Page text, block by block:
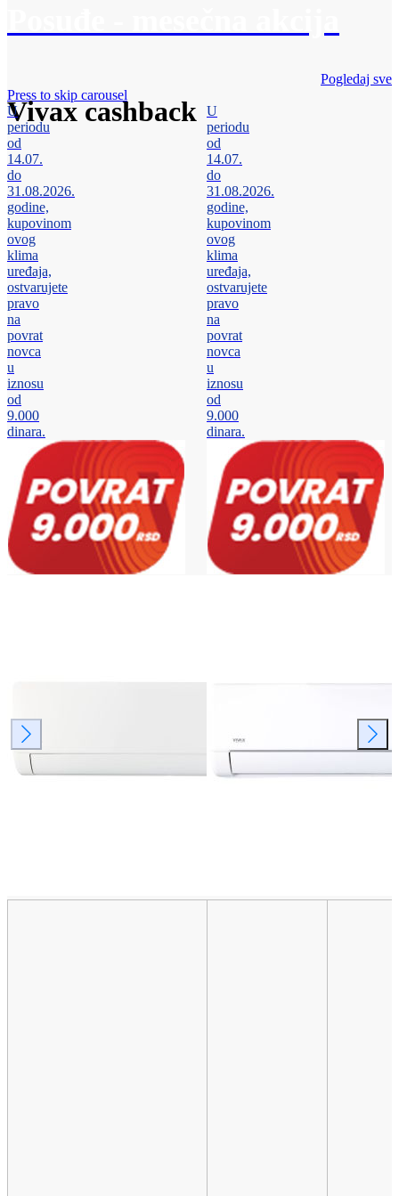
Vivax cashback
Pogledaj sve
Press to skip carousel
U
periodu
od
14.07.
do
31.08.2026.
godine,
kupovinom
ovog
klima
uređaja,
ostvarujete
pravo
na
povrat
novca
u
iznosu
od
9.000
dinara.
U
periodu
od
14.07.
do
31.08.2026.
godine,
kupovinom
ovog
klima
uređaja,
ostvarujete
pravo
na
povrat
novca
u
iznosu
od
9.000
dinara.